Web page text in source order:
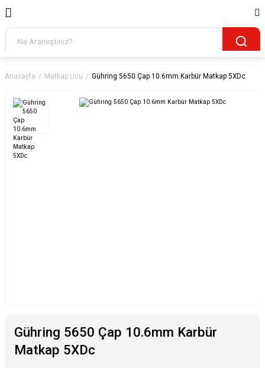
Anasayfa Matkap Ucu Gühring 5650 Çap 10.6mm Karbür Matkap 5XDc
Gühring 5650 Çap 10.6mm Karbür
Matkap 5XDc